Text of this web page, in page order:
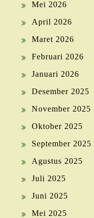
Mei 2026
April 2026
Maret 2026
Februari 2026
Januari 2026
Desember 2025
November 2025
Oktober 2025
September 2025
Agustus 2025
Juli 2025
Juni 2025
Mei 2025